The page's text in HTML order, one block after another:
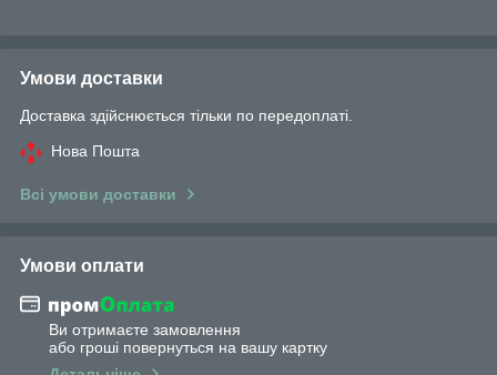
Умови доставки
Доставка здійснюється тільки по передоплаті.
Нова Пошта
Всі умови доставки
Умови оплати
Ви отримаєте замовлення
або гроші повернуться на вашу картку